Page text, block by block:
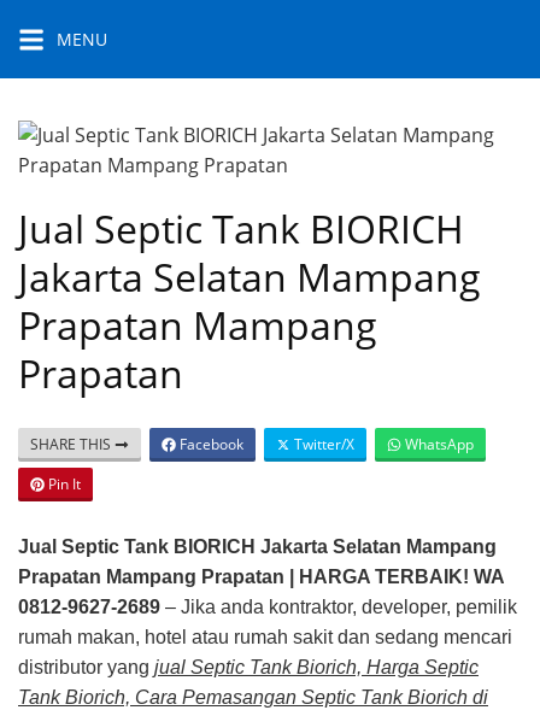
content
MENU
Jual Septic Tank BIORICH
Jakarta Selatan Mampang
Prapatan Mampang
Prapatan
SHARE THIS Facebook Twitter/X
WhatsApp
Pin It
Jual Septic Tank BIORICH Jakarta Selatan Mampang
Prapatan Mampang Prapatan | HARGA TERBAIK! WA
0812-9627-2689 – Jika anda kontraktor, developer, pemilik
rumah makan, hotel atau rumah sakit dan sedang mencari
distributor yang jual Septic Tank Biorich, Harga Septic
Tank Biorich, Cara Pemasangan Septic Tank Biorich di